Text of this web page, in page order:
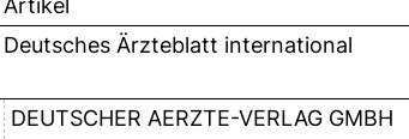
Artikel
Deutsches Ärzteblatt international
DEUTSCHER AERZTE-VERLAG GMBH